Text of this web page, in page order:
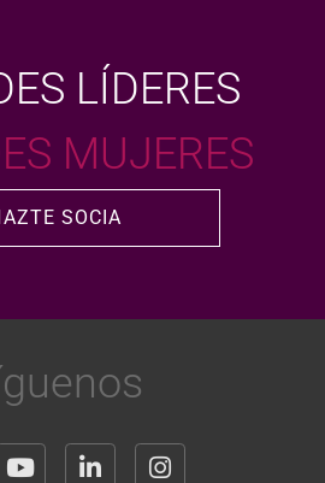
LÍDERES
MUJERES
SOCIA